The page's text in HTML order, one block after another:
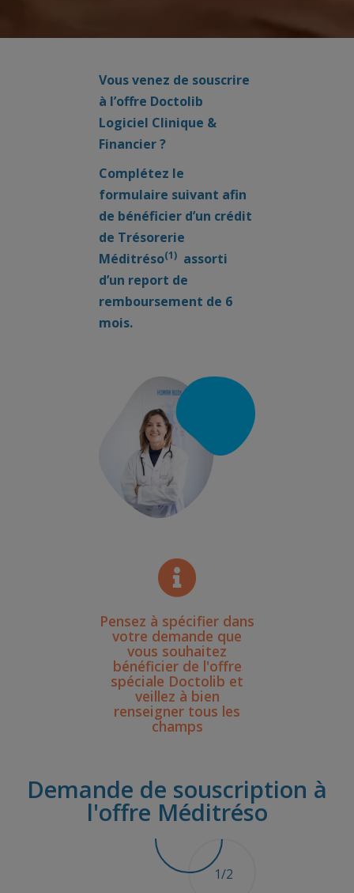
Vous venez de souscrire
à l’offre Doctolib
Logiciel Clinique &
Financier ?
Complétez le
formulaire suivant afin
de bénéficier d’un crédit
de Trésorerie
Méditréso(1) assorti
d’un report de
remboursement de 6
mois.
Pensez à spécifier dans
votre demande que
vous souhaitez
bénéficier de l'offre
spéciale Doctolib et
veillez à bien
renseigner tous les
champs
Demande de souscription à
l'offre Méditréso
demande de contact
1/2